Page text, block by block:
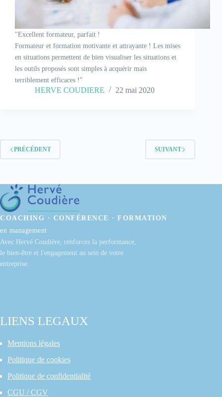
"Excellent formateur, parfait !
Formateur et formation motivante et attrayante ! Les mises
en situations permettent de bien visualiser les situations et
les outils proposés sont simples à acquérir mais
terriblement efficaces !"
HERVE COUDIERE 22 mai 2020
PRÉCÉDENT SUIVANT
COACHING · CONFÉRENCE · FORMATION
en management
Avec Hervé Coudière, renforcez la performance,
le bien-être et l'engagement au sein de votre
entreprise.
LIENS LEGAUX
Mentions légales
Politique de cookies
Politique de confidentialité
CGU / CGV